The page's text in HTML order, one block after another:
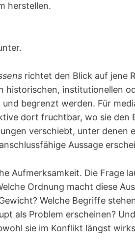
herstellen.
richtet den Blick auf jene
historischen, institutionellen
begrenzt werden. Für
dort fruchtbar, wo sie den
verschiebt, unter denen
Aussage
Aufmerksamkeit. Die Frage
Ordnung macht diese
Welche Begriffe
als Problem erscheinen?
sie im Konflikt längst